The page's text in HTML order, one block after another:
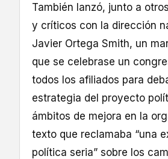
También lanzó, junto a
y críticos con la dirección
Javier Ortega Smith, un
que se celebrase un
todos los afiliados para
estrategia del proyecto
ámbitos de mejora en la
texto que reclamaba “una
política seria” sobre los